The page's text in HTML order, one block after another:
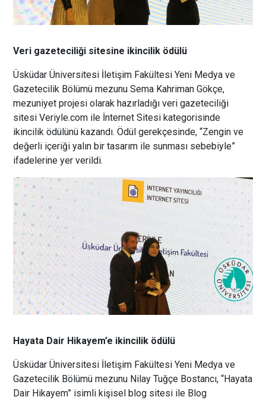
Veri gazeteciliği sitesine ikincilik ödülü
Üsküdar Üniversitesi İletişim Fakültesi Yeni Medya ve
Gazetecilik Bölümü mezunu Sema Kahriman Gökçe,
mezuniyet projesi olarak hazırladığı veri gazeteciliği
sitesi Veriyle.com ile İnternet Sitesi kategorisinde
ikincilik ödülünü kazandı. Ödül gerekçesinde, “Zengin ve
değerli içeriği yalın bir tasarım ile sunması sebebiyle”
ifadelerine yer verildi.
Hayata Dair Hikayem’e ikincilik ödülü
Üsküdar Üniversitesi İletişim Fakültesi Yeni Medya ve
Gazetecilik Bölümü mezunu Nilay Tuğçe Bostancı, “Hayata
Dair Hikayem” isimli kişisel blog sitesi ile Blog